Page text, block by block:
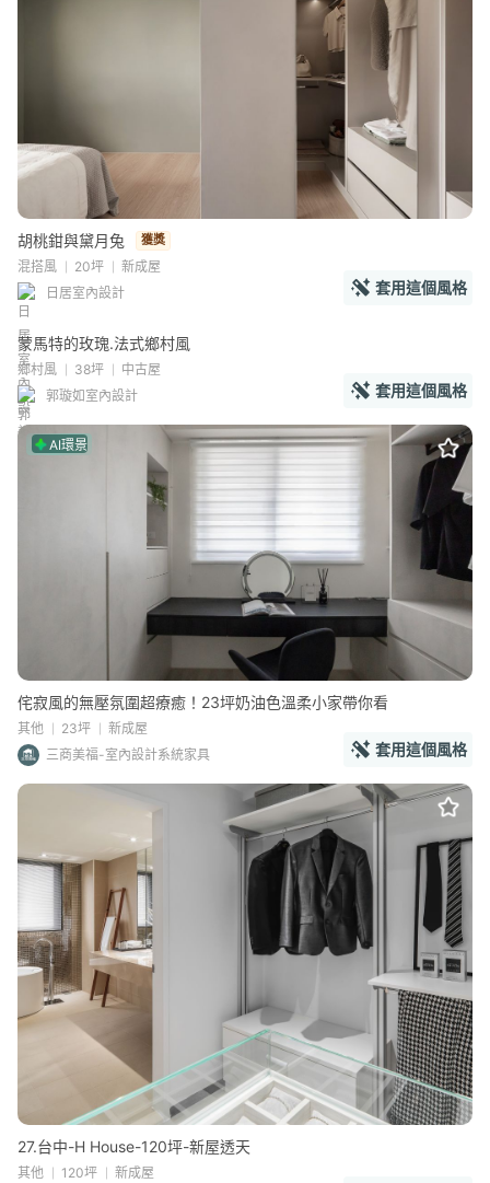
胡桃鉗與黛月兔 獲獎
混搭風 20坪
新成屋
日居室內設計
套用這個風格
蒙馬特的玫瑰.法式鄉村風
鄉村風 38坪
中古屋
郭璇如室內設計
套用這個風格
AI環景
侘寂風的無壓氛圍超療癒！23坪奶油色溫柔小家帶你看
其他 23坪
新成屋
三商美福-室內設計系統家具
套用這個風格
27.台中-H House-120坪-新屋透天
其他 120坪
新成屋